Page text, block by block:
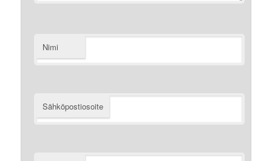
Nimi
Sähköpostiosoite